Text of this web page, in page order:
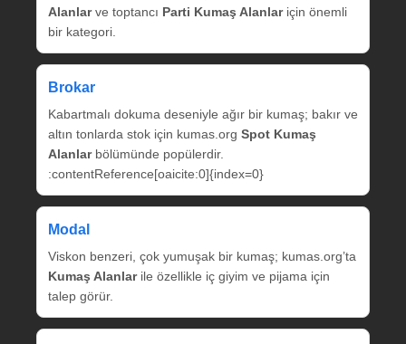
Alanlarve toptancı Parti Kumaş Alanlariçin önemli
bir kategori.
Brokar
Kabartmalı dokuma deseniyle ağır bir kumaş; bakır ve
altın tonlarda stok için kumas.org Spot Kumaş
Alanlarbölümünde popülerdir.
:contentReference[oaicite:0]{index=0}
Modal
Viskon benzeri, çok yumuşak bir kumaş; kumas.org’ta
Kumaş Alanlarile özellikle iç giyim ve pijama için
talep görür.